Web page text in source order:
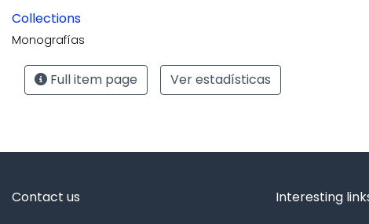
Collections
Monografías
Full item page Ver estadísticas
Contact us Interesting